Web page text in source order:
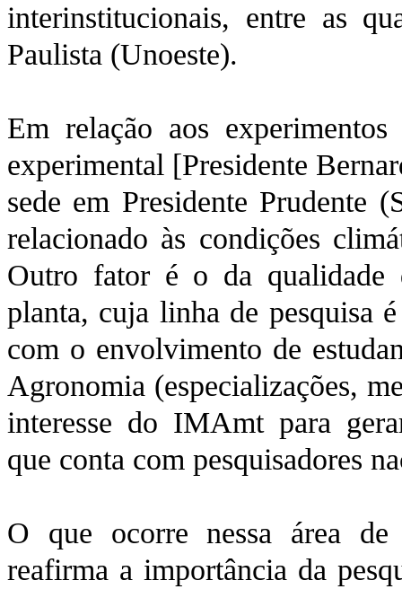
interinstitucionais, entre as
Paulista (Unoeste).
Em relação aos
experimental [Presidente
sede em Presidente Prudente
relacionado às condições
Outro fator é o da qualidade
planta, cuja linha de pesquisa
com o envolvimento de
Agronomia (especializações,
interesse do IMAmt para
que conta com pesquisadores
O que ocorre nessa área
reafirma a importância da